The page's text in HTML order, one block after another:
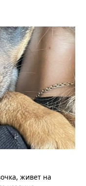
живет на